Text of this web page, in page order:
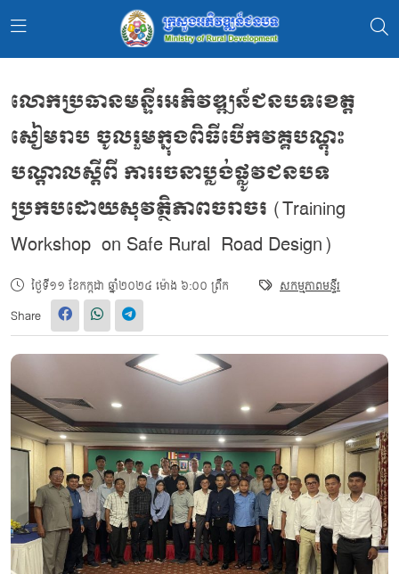
លោកប្រធានមន្ទីរអភិវឌ្ឍន៍ជនបទខេត្ត
សៀមរាប ចូលរួមក្នុងពិធីបើកវគ្គបណ្តុះ
បណ្ដាលស្ដីពី ការរចនាប្លង់ផ្លូវជនបទ
ប្រកបដោយសុវត្ថិភាពចរាចរ (Training
Workshop on Safe Rural Road Design)
ថ្ងៃទី១១ ខែកក្កដា ឆ្នាំ២០២៤ ម៉ោង ៦:០០ ព្រឹក សកម្មភាពមន្ទីរ
Share